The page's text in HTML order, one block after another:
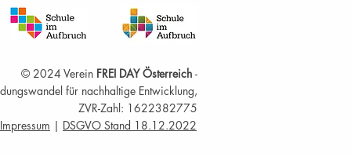
© 2024 Verein FREI DAY Österreich -
für nachhaltige Entwicklung,
ZVR-Zahl: 1622382775
Impressum | DSGVO Stand 18.12.2022